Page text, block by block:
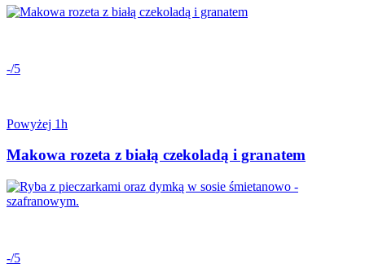
-/5
Powyżej 1h
Makowa rozeta z białą czekoladą i granatem
-/5